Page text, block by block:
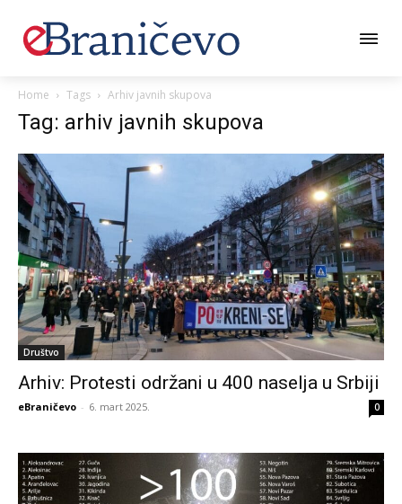
Home Tags Arhiv javnih skupova
Tag: arhiv javnih skupova
Društvo
Arhiv: Protesti održani u 400 naselja u Srbiji
eBraničevo - 6. mart 2025. 0